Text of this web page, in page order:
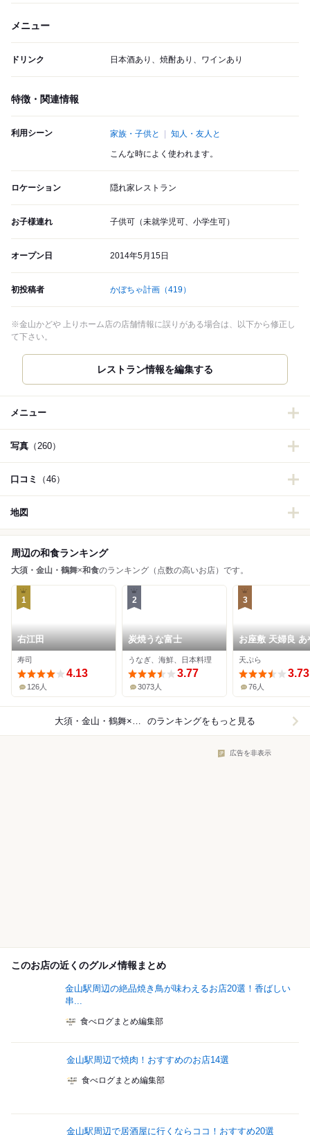
メニュー
ドリンク 日本酒あり、焼酎あり、ワインあり
特徴・関連情報
利用シーン 家族・子供と 知人・友人と
こんな時によく使われます。
ロケーション 隠れ家レストラン
お子様連れ 子供可（未就学児可、小学生可）
オープン日 2014年5月15日
初投稿者 かぼちゃ計画 （419）
※金山かどや 上りホーム店の店舗情報に誤りがある場合は、以下から修正し
て下さい。
レストラン情報を編集する
メニュー
写真 （260）
口コミ （46）
地図
周辺の和食ランキング
大須・金山・鶴舞×和食のランキング（点数の高いお店）です。
1
右江田
寿司
4.13
126人
2
炭焼うな富士
うなぎ、海鮮、日本料理
3.77
3073人
3
お座敷 天婦良 あ
天ぷら
3.73
76人
大須・金山・鶴舞×和食 のランキングをもっと見る
広告を非表示
このお店の近くのグルメ情報まとめ
金山駅周辺の絶品焼き鳥が味わえるお店20選！香ばしい
串...
食べログまとめ編集部
金山駅周辺で焼肉！おすすめのお店14選
食べログまとめ編集部
金山駅周辺で居酒屋に行くならココ！おすすめ20選